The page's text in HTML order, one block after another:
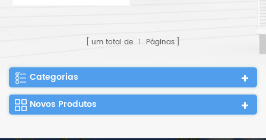
banheiro
um total de 1 Páginas
Categorias
Novos Produtos